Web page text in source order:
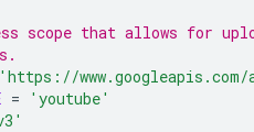
scope that allows for
'https://
=
'youtube'